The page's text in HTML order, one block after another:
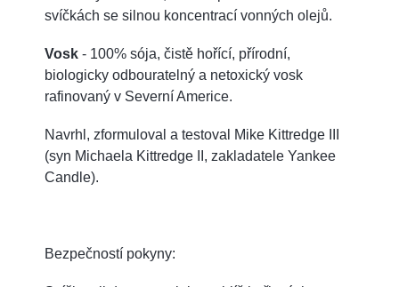
svíčkách se silnou koncentrací vonných olejů.
Vosk - 100% sója, čistě hořící, přírodní,
biologicky odbouratelný a netoxický vosk
rafinovaný v Severní Americe.
Navrhl, zformuloval a testoval Mike Kittredge III
(syn Michaela Kittredge II, zakladatele Yankee
Candle).
Bezpečností pokyny: